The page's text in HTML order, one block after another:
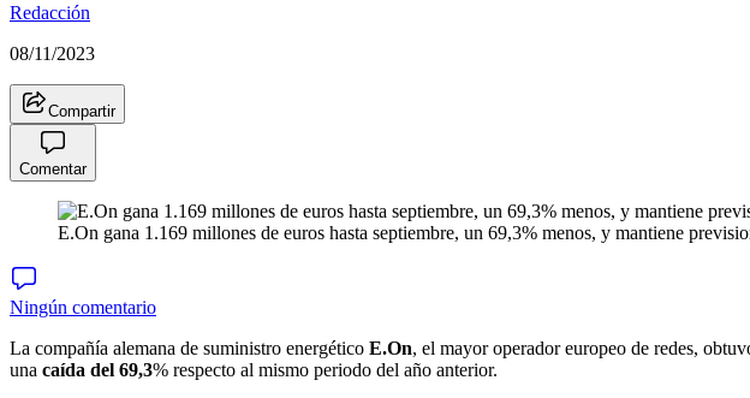
Redacción
08/11/2023
Compartir
Comentar
E.On gana 1.169 millones de euros hasta septiembre, un 69,3% menos, y mantiene
Ningún comentario
La compañía alemana de suministro energético E.On, el mayor operador europeo de redes,
una caída del 69,3% respecto al mismo periodo del año anterior.